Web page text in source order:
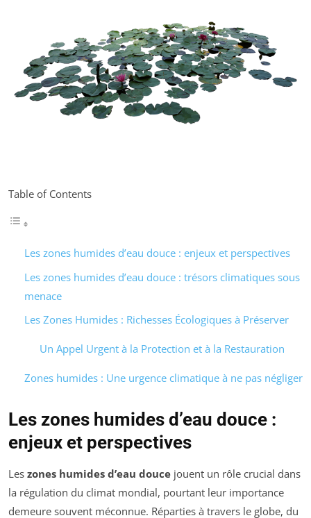
Table of Contents
Les zones humides d’eau douce : enjeux et perspectives
Les zones humides d’eau douce : trésors climatiques sous
menace
Les Zones Humides : Richesses Écologiques à Préserver
Un Appel Urgent à la Protection et à la Restauration
Zones humides : Une urgence climatique à ne pas négliger
Les zones humides d’eau douce :
enjeux et perspectives
Les zones humides d’eau douce jouent un rôle crucial dans
la régulation du climat mondial, pourtant leur importance
demeure souvent méconnue. Réparties à travers le globe, du